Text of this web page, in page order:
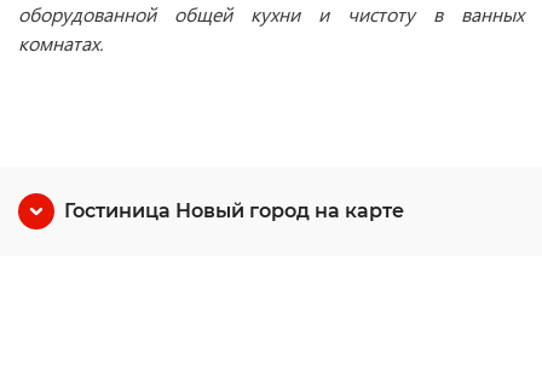
оборудованной общей кухни и чистоту в ванных
комнатах.
Гостиница Новый город на карте